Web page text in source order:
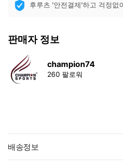
후루츠 '안전결제'하고 걱정없
판매자 정보
champion74
260 팔로워
배송정보